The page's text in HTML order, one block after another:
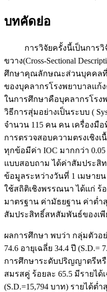
บทคัดย่อ
การวิจัยครั้งนี้เป็นการวิ
ขวาง(Cross-Sectional
ศึกษาคุณลักษณะส่วนบุคคล
ของบุคลากรโรงพยาบาลแก้
ในการศึกษาคือบุคลากรโรง
วิธีการสุ่มอย่างเป็นระบบ (
จำนวน 115 คน คน เครื่องมื
การตรวจสอบความตรงเชิง
ทุกข้อมีค่า IOC มากกว่า
แบบสอบถาม ได้ค่าสัมประสิ
ข้อมูลระหว่างวันที่ 1 เมษาย
ใช้สถิติเชิงพรรณนา ได้แก่ ร้
มาตรฐาน ค่ามัธยฐาน ค่าต่ำ
สัมประสิทธิ์สหสัมพันธ์ของเพี
ผลการศึกษา พบว่า กลุ่มตัวอ
74.6 อายุเฉลี่ย 34.4 ปี (S.D.=
การศึกษาระดับปริญญาตรีหรื
สมรสคู่ ร้อยละ 65.5 มีรายได้
(S.D.=15,794 บาท) รายได้ต่